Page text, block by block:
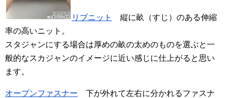
リブニット
縦に畝（すじ）のある伸縮
率の高いニット。
スタジャンにする場合は厚めの畝の太めのものを選ぶと一
般的なスカジャンのイメージに近い感じに仕上がると思い
ます。
オープンファスナー 下が外れて左右に分かれるファスナ